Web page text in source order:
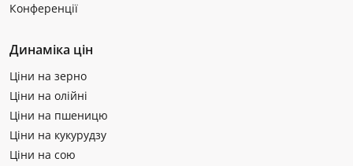
Конференції
Динаміка цін
Ціни на зерно
Ціни на олійні
Ціни на пшеницю
Ціни на кукурудзу
Ціни на сою